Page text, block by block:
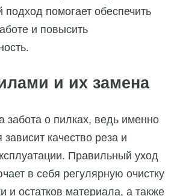
подход помогает обеспечить
и повысить
и их замена
забота о пилках, ведь именно
зависит качество реза и
Правильный уход
в себя регулярную очистку
и остатков материала, а также